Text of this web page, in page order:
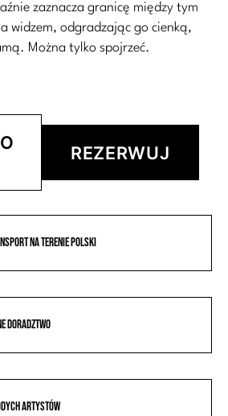
zaznacza granicę między tym
widzem, odgradzając go cienką,
Można tylko spojrzeć.
REZERWUJ
na terenie Polski
doradztwo
artystów